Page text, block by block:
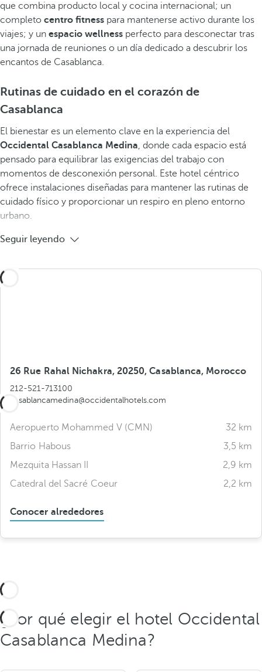
que combina producto local y cocina internacional; un
completo centro fitness para mantenerse activo durante los
viajes; y un espacio wellness perfecto para desconectar tras
una jornada de reuniones o un día dedicado a descubrir los
encantos de Casablanca.
Rutinas de cuidado en el corazón de
Casablanca
El bienestar es un elemento clave en la experiencia del
Occidental Casablanca Medina, donde cada espacio está
pensado para equilibrar las exigencias del trabajo con
momentos de desconexión personal. Este hotel céntrico
ofrece instalaciones diseñadas para mantener las rutinas de
cuidado físico y proporcionar un respiro en pleno entorno
urbano.
Seguir leyendo
26 Rue Rahal Nichakra, 20250, Casablanca, Morocco
212-521-713100
casablancamedina@occidentalhotels.com
Aeropuerto Mohammed V (CMN)
32 km
Barrio Habous
3,5 km
Mezquita Hassan II
2,9 km
Catedral del Sacré Coeur
2,2 km
Conocer alrededores
¿Por qué elegir el hotel Occidental
Casablanca Medina?